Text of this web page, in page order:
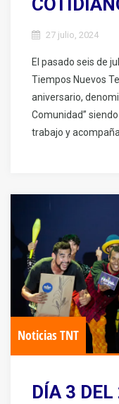
27 julio, 2024
El pasado seis de
Tiempos Nuevos
aniversario,
Comunidad”
trabajo y
Noticias TNT
DÍA 3